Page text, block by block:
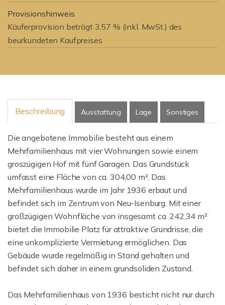
Provisionshinweis
Käuferprovision beträgt 3,57 % (inkl. MwSt.) des
beurkundeten Kaufpreises
Beschreibung Ausstattung Lage Sonstiges
Die angebotene Immobilie besteht aus einem
Mehrfamilienhaus mit vier Wohnungen sowie einem
groszügigen Hof mit fünf Garagen. Das Grundstück
umfasst eine Fläche von ca. 304,00 m². Das
Mehrfamilienhaus wurde im Jahr 1936 erbaut und
befindet sich im Zentrum von Neu-Isenburg. Mit einer
großzügigen Wohnfläche von insgesamt ca. 242,34 m²
bietet die Immobilie Platz für attraktive Grundrisse, die
eine unkomplizierte Vermietung ermöglichen. Das
Gebäude wurde regelmäßig in Stand gehalten und
befindet sich daher in einem grundsoliden Zustand.
Das Mehrfamilienhaus von 1936 besticht nicht nur durch